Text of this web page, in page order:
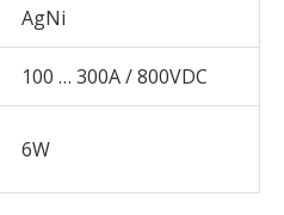
AgNi
100 … 300A / 800VDC
6W